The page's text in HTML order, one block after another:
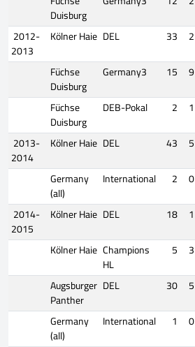
Duisburg
2012-
2013
Kölner Haie DEL 33 2
Füchse
Duisburg
Germany3 15 9
Füchse
Duisburg
DEB-Pokal 2 1
2013-
2014
Kölner Haie DEL 43 5
Germany
(all)
International 2 0
2014-
2015
Kölner Haie DEL 18 1
Kölner Haie Champions
HL
5 3
Augsburger
Panther
DEL 30 5
Germany
(all)
International 1 0